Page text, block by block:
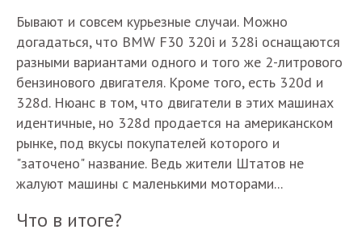
Бывают и совсем курьезные случаи. Можно
догадаться, что BMW F30 320i и 328i оснащаются
разными вариантами одного и того же 2-литрового
бензинового двигателя. Кроме того, есть 320d и
328d. Нюанс в том, что двигатели в этих машинах
идентичные, но 328d продается на американском
рынке, под вкусы покупателей которого и
"заточено" название. Ведь жители Штатов не
жалуют машины с маленькими моторами...
Что в итоге?